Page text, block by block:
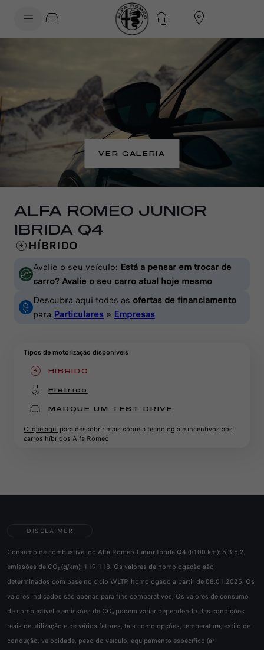
VER GALERIA
ALFA ROMEO JUNIOR
IBRIDA Q4
HÍBRIDO
Avalie o seu veículo: Está a pensar em trocar de
carro? Avalie o seu carro atual hoje mesmo
Descubra aqui todas as ofertas de financiamento
para Particulares e Empresas
Tipos de motorização disponíveis
HÍBRIDO
Elétrico
MARQUE UM TEST DRIVE
Clique aqui para descobrir mais sobre a tecnologia e incentivos aos
carros híbridos Alfa Romeo
VISÃO GERAL
DISCLAIMER
Consumo de combustível do Alfa Romeo Junior Ibrida Q4 (l/100 km): 5,3-5,2;
emissões de CO₂ (g/km): 119-118. Os valores de homologação são
determinados com base no ciclo WLTP, homologado a partir de 08.01.2025. Os
valores indicados são apenas para fins comparativos. Os valores de consumo
de combustível e emissões de CO₂ podem variar dependendo das condições
reais de utilização e de vários fatores, tais como opções, temperatura, estilo de
condução, velocidade, peso do veículo, equipamento específico (ar